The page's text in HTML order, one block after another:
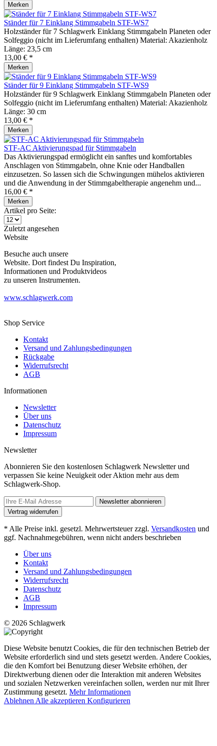
Merken
Ständer für 7 Einklang Stimmgabeln STF-WS7
Holzständer für 7 Schlagwerk Einklang Stimmgabeln Planeten oder
Solfeggio (nicht im Lieferumfang enthalten) Material: Akazienholz
Länge: 23,5 cm
13,00 € *
Merken
Ständer für 9 Einklang Stimmgabeln STF-WS9
Holzständer für 9 Schlagwerk Einklang Stimmgabeln Planeten oder
Solfeggio (nicht im Lieferumfang enthalten) Material: Akazienholz
Länge: 30 cm
13,00 € *
Merken
STF-AC Aktivierungspad für Stimmgabeln
Das Aktivierungspad ermöglicht ein sanftes und komfortables
Anschlagen von Stimmgabeln, ohne Knie oder Handballen
einzusetzen. So lassen sich die Schwingungen mühelos aktivieren
und die Anwendung in der Stimmgabeltherapie angenehm und...
16,00 € *
Merken
Artikel pro Seite:
Zuletzt angesehen
Website
Besuche auch unsere
Website. Dort findest Du Inspiration,
Informationen und Produktvideos
zu unseren Instrumenten.
www.schlagwerk.com
Shop Service
Kontakt
Versand und Zahlungsbedingungen
Rückgabe
Widerrufsrecht
AGB
Informationen
Newsletter
Über uns
Datenschutz
Impressum
Newsletter
Abonnieren Sie den kostenlosen Schlagwerk Newsletter und
verpassen Sie keine Neuigkeit oder Aktion mehr aus dem
Schlagwerk-Shop.
Newsletter abonnieren
Vertrag widerrufen
* Alle Preise inkl. gesetzl. Mehrwertsteuer zzgl. Versandkosten und
ggf. Nachnahmegebühren, wenn nicht anders beschrieben
Über uns
Kontakt
Versand und Zahlungsbedingungen
Widerrufsrecht
Datenschutz
AGB
Impressum
© 2026 Schlagwerk
Diese Website benutzt Cookies, die für den technischen Betrieb der
Website erforderlich sind und stets gesetzt werden. Andere Cookies,
die den Komfort bei Benutzung dieser Website erhöhen, der
Direktwerbung dienen oder die Interaktion mit anderen Websites
und sozialen Netzwerken vereinfachen sollen, werden nur mit Ihrer
Zustimmung gesetzt. Mehr Informationen
Ablehnen Alle akzeptieren Konfigurieren